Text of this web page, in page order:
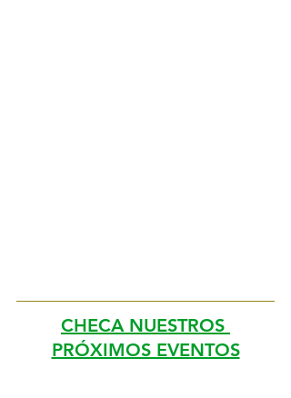
CHECA NUESTROS
PRÓXIMOS EVENTOS